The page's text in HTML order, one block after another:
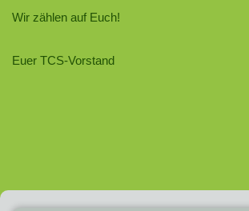
Wir zählen auf Euch!
Euer TCS-Vorstand